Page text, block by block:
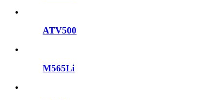
ATV500
M565Li